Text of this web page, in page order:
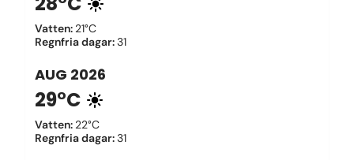
Vatten: 21°C
Regnfria dagar:31
AUG 2026
29°C
Vatten: 22°C
Regnfria dagar:31